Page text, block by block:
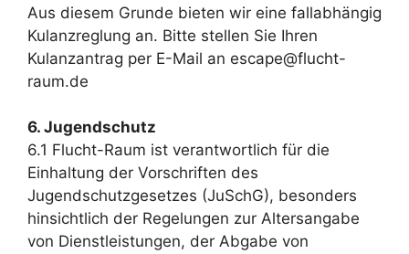
Aus diesem Grunde bieten wir eine fallabhängig
Kulanzreglung an. Bitte stellen Sie Ihren
Kulanzantrag per E-Mail an escape@flucht-
raum.de
6. Jugendschutz
6.1 Flucht-Raum ist verantwortlich für die
Einhaltung der Vorschriften des
Jugendschutzgesetzes (JuSchG), besonders
hinsichtlich der Regelungen zur Altersangabe
von Dienstleistungen, der Abgabe von